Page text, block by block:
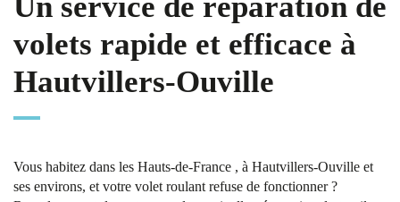
volets rapide et efficace à
Hautvillers-Ouville
Vous habitez dans les Hauts-de-France , à Hautvillers-Ouville et
ses environs, et votre volet roulant refuse de fonctionner ?